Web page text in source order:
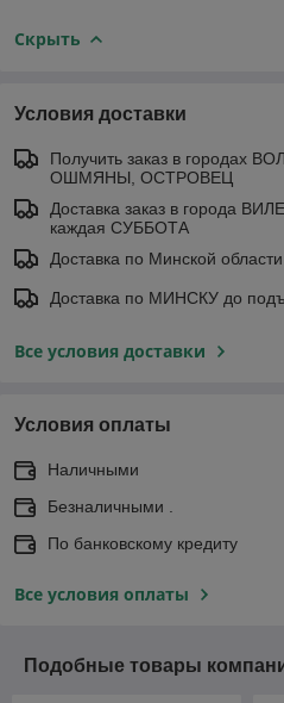
Скрыть
Условия доставки
Получить заказ в городах
ОШМЯНЫ, ОСТРОВЕЦ
Доставка заказ в города
каждая СУББОТА
Доставка по Минской области
Доставка по МИНСКУ до
Все условия доставки
Условия оплаты
Наличными
Безналичными .
По банковскому кредиту
Все условия оплаты
Подобные товары